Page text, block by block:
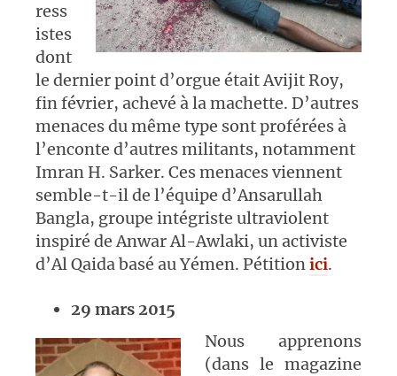
ress
istes
dont
le dernier point d’orgue était Avijit Roy,
fin février, achevé à la machette. D’autres
menaces du même type sont proférées à
l’enconte d’autres militants, notamment
Imran H. Sarker. Ces menaces viennent
semble-t-il de l’équipe d’Ansarullah
Bangla, groupe intégriste ultraviolent
inspiré de Anwar Al-Awlaki, un activiste
d’Al Qaida basé au Yémen. Pétitionici.
29 mars 2015
Nous apprenons
(dans le magazine